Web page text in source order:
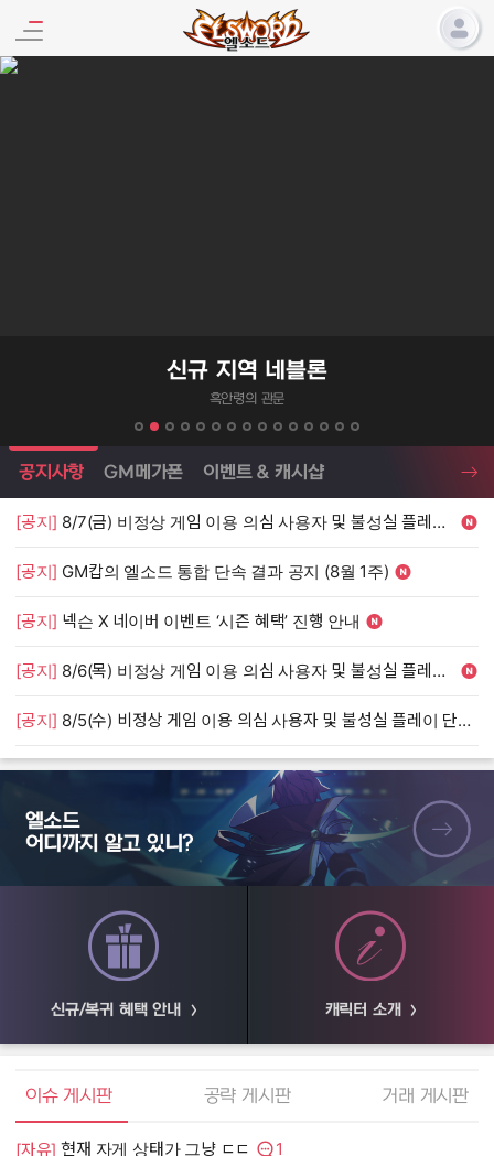
엘소드 프로모션
신규 지역 네블론
흑안령의 관문
엘소드 소식
공지사항 GM메가폰 이벤트 & 캐시샵
[공지] 8/7(금) 비정상 게임 이용 의심 사용자 및 불성실 플레이 단속 안내
[공지] GM캅의 엘소드 통합 단속 결과 공지 (8월 1주)
[공지] 넥슨 X 네이버 이벤트 ‘시즌 혜택’ 진행 안내
[공지] 8/6(목) 비정상 게임 이용 의심 사용자 및 불성실 플레이 단속 안내
[공지] 8/5(수) 비정상 게임 이용 의심 사용자 및 불성실 플레이 단속 안내
엘소드 어디까지 알고 있니?
신규/복귀 혜택 안내 캐릭터 소개
엘소드 커뮤니티
이슈 게시판 공략 게시판 거래 게시판
[자유] 현재 자게 상태가 그냥 ㄷㄷ 1